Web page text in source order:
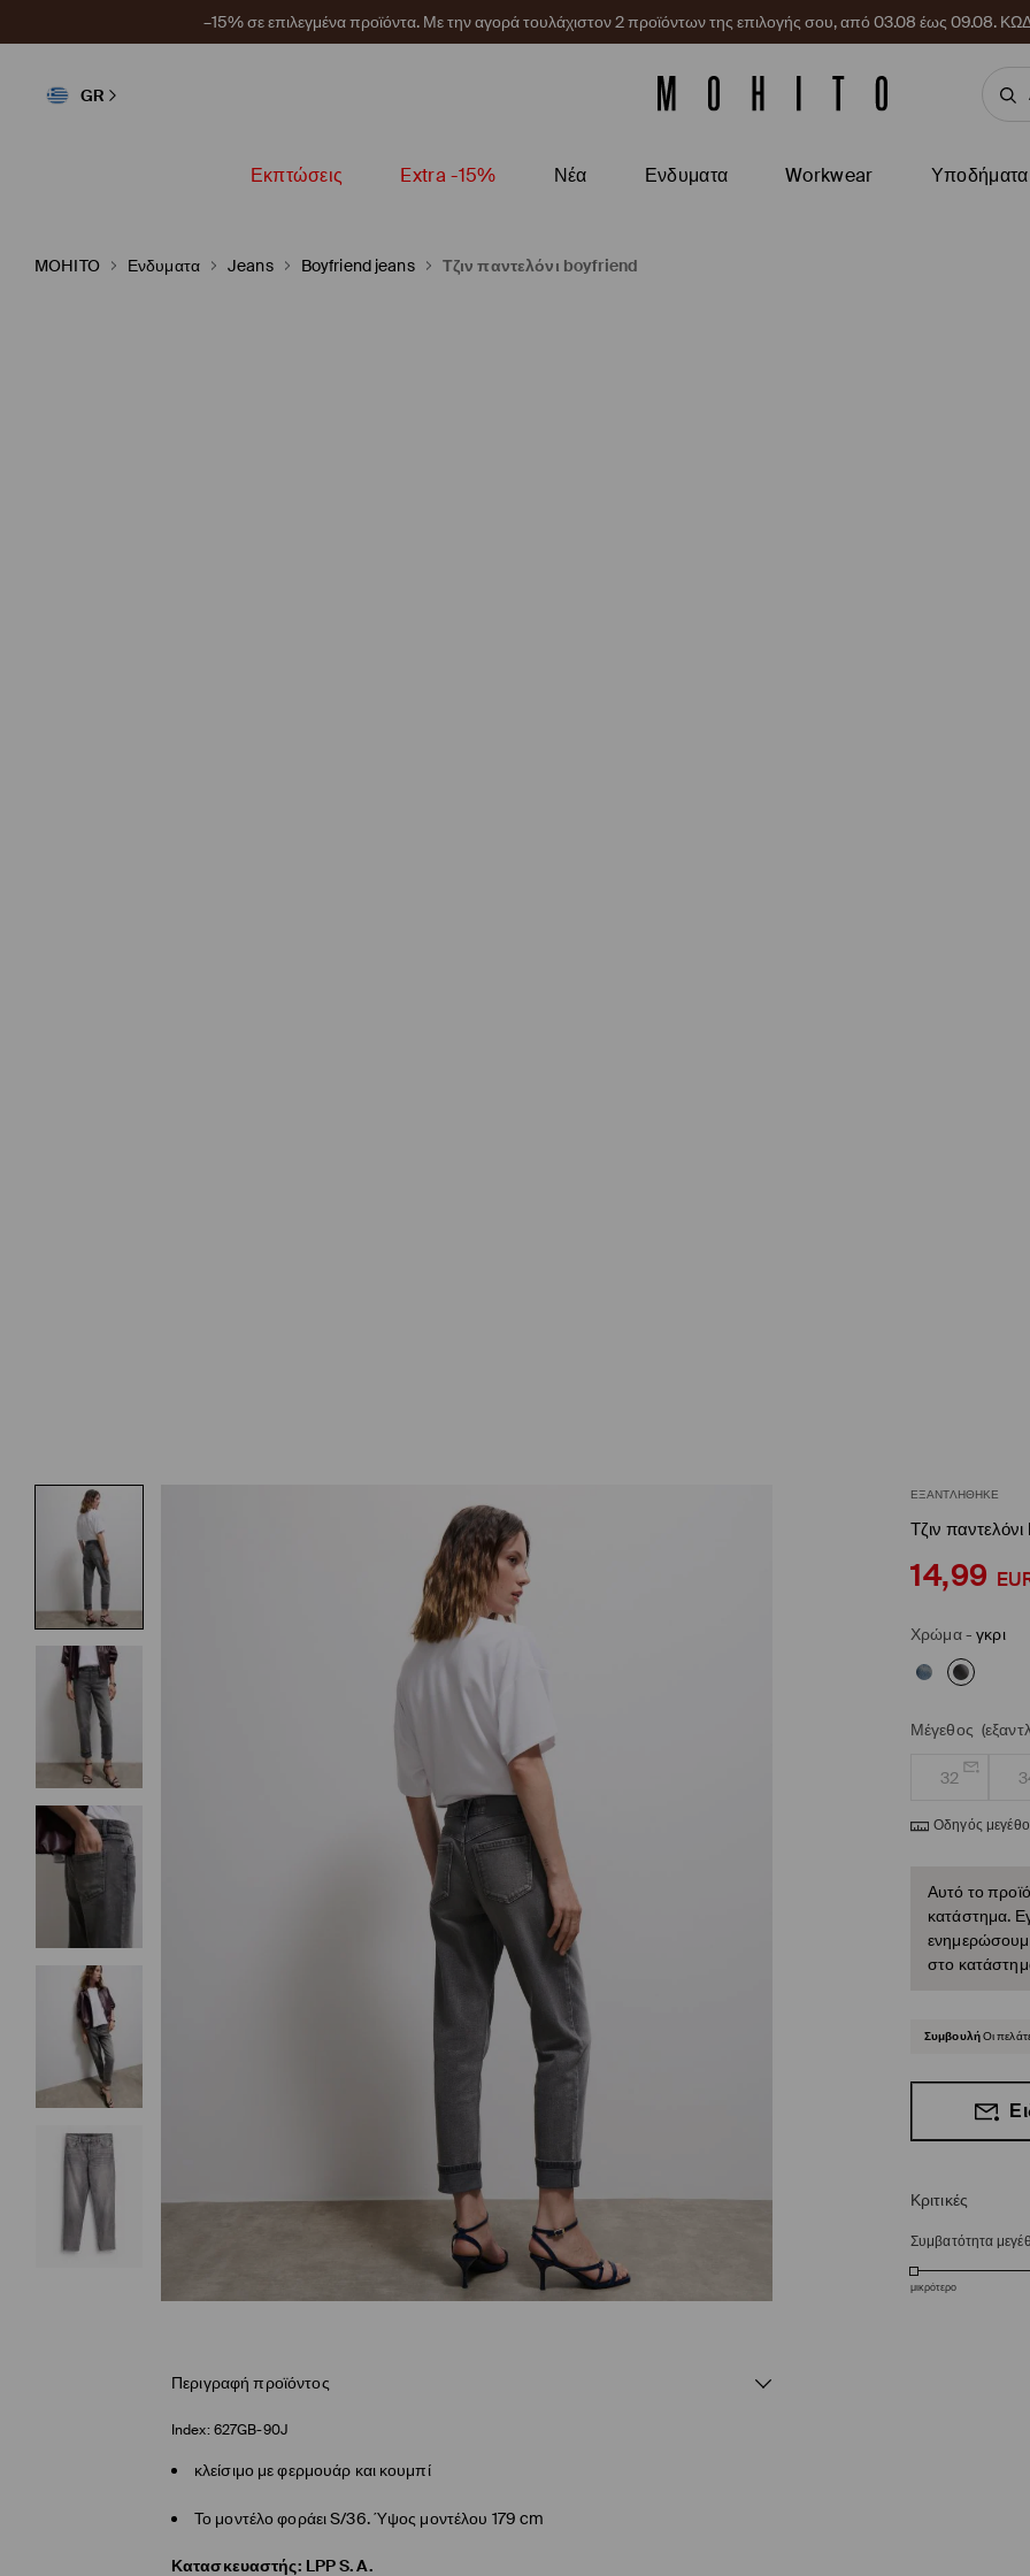
–15% σε επιλεγμένα προϊόντα. Με την αγορά τουλάχιστον 2 προϊόντων της επιλογής σου, από 03.08 έως 09.08.
GR
Εκπτώσεις Extra -15% Νέα Ενδυματα Workwear Υποδήματα
MOHITO Ενδυματα Jeans Boyfriend jeans Τζιν παντελόνι boyfriend
ΕΞΑΝΤΛΉΘΗΚΕ
Τζιν
14,99
Χρώμα-γκρι
Μέγεθος
32
Οδηγός
Αυτό το
κατάστημα.
ενημερώσουμε
στο
ΣυμβουλήΟι
Κριτικές
Συμβατότητα
μικρότερο
Περιγραφή προϊόντος
Index: 627GB-90J
κλείσιμο με φερμουάρ και κουμπί
Το μοντέλο φοράει S/36. Ύψος μοντέλου 179 cm
Κατασκευαστής: LPP S.A.